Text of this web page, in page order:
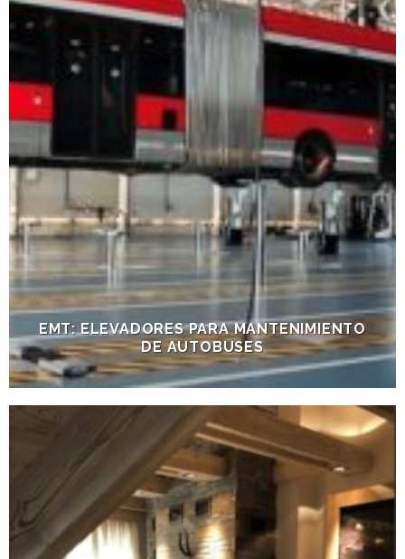
EMT: ELEVADORES PARA MANTENIMIENTO
DE AUTOBUSES